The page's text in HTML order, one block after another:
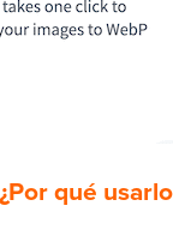
qué